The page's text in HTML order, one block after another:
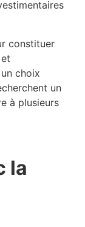
constituer
choix
un
à plusieurs
la